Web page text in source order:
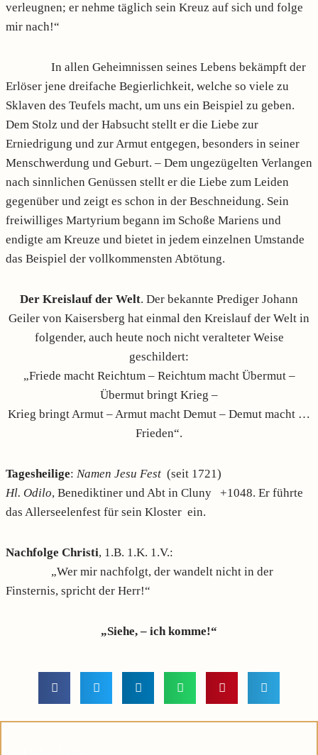
verleugnen; er nehme täglich sein Kreuz auf sich und folge
mir nach!“
In allen Geheimnissen seines Lebens bekämpft der
Erlöser jene dreifache Begierlichkeit, welche so viele zu
Sklaven des Teufels macht, um uns ein Beispiel zu geben.
Dem Stolz und der Habsucht stellt er die Liebe zur
Erniedrigung und zur Armut entgegen, besonders in seiner
Menschwerdung und Geburt. – Dem ungezügelten Verlangen
nach sinnlichen Genüssen stellt er die Liebe zum Leiden
gegenüber und zeigt es schon in der Beschneidung. Sein
freiwilliges Martyrium begann im Schoße Mariens und
endigte am Kreuze und bietet in jedem einzelnen Umstande
das Beispiel der vollkommensten Abtötung.
Der Kreislauf der Welt. Der bekannte Prediger Johann
Geiler von Kaisersberg hat einmal den Kreislauf der Welt in
folgender, auch heute noch nicht veralteter Weise
geschildert:
„Friede macht Reichtum – Reichtum macht Übermut –
Übermut bringt Krieg –
Krieg bringt Armut – Armut macht Demut – Demut macht …
Frieden“.
Tagesheilige: Namen Jesu Fest (seit 1721)
Hl. Odilo, Benediktiner und Abt in Cluny +1048. Er führte
das Allerseelenfest für sein Kloster ein.
Nachfolge Christi, 1.B. 1.K. 1.V.:
„Wer mir nachfolgt, der wandelt nicht in der
Finsternis, spricht der Herr!“
„Siehe, – ich komme!“